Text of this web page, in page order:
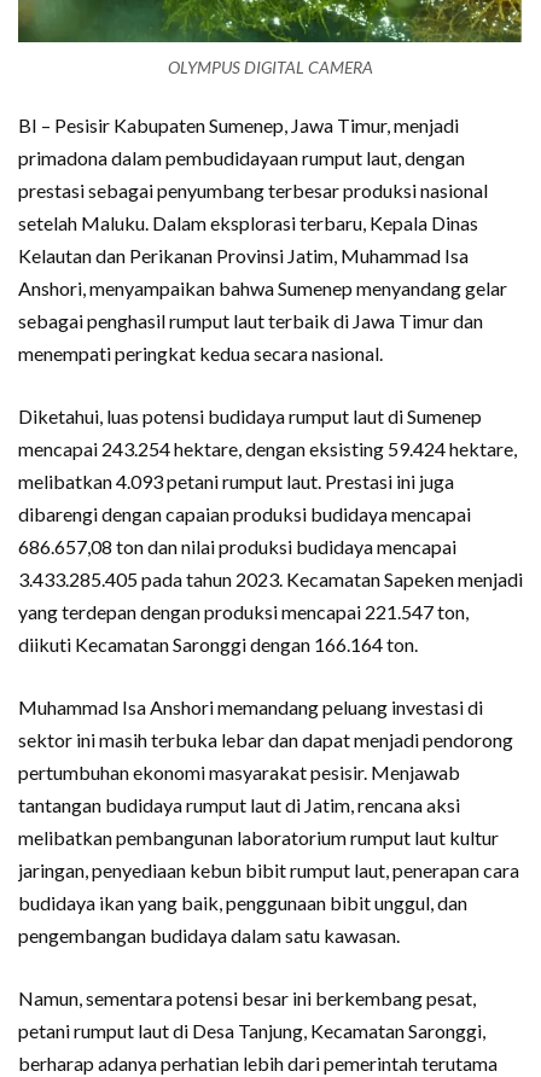
OLYMPUS DIGITAL CAMERA
BI – Pesisir Kabupaten Sumenep, Jawa Timur, menjadi
primadona dalam pembudidayaan rumput laut, dengan
prestasi sebagai penyumbang terbesar produksi nasional
setelah Maluku. Dalam eksplorasi terbaru, Kepala Dinas
Kelautan dan Perikanan Provinsi Jatim, Muhammad Isa
Anshori, menyampaikan bahwa Sumenep menyandang gelar
sebagai penghasil rumput laut terbaik di Jawa Timur dan
menempati peringkat kedua secara nasional.
Diketahui, luas potensi budidaya rumput laut di Sumenep
mencapai 243.254 hektare, dengan eksisting 59.424 hektare,
melibatkan 4.093 petani rumput laut. Prestasi ini juga
dibarengi dengan capaian produksi budidaya mencapai
686.657,08 ton dan nilai produksi budidaya mencapai
3.433.285.405 pada tahun 2023. Kecamatan Sapeken menjadi
yang terdepan dengan produksi mencapai 221.547 ton,
diikuti Kecamatan Saronggi dengan 166.164 ton.
Muhammad Isa Anshori memandang peluang investasi di
sektor ini masih terbuka lebar dan dapat menjadi pendorong
pertumbuhan ekonomi masyarakat pesisir. Menjawab
tantangan budidaya rumput laut di Jatim, rencana aksi
melibatkan pembangunan laboratorium rumput laut kultur
jaringan, penyediaan kebun bibit rumput laut, penerapan cara
budidaya ikan yang baik, penggunaan bibit unggul, dan
pengembangan budidaya dalam satu kawasan.
Namun, sementara potensi besar ini berkembang pesat,
petani rumput laut di Desa Tanjung, Kecamatan Saronggi,
berharap adanya perhatian lebih dari pemerintah terutama